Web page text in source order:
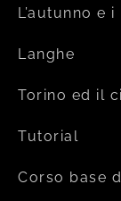
L’autunno e
Langhe
Torino ed il
Tutorial
Corso base